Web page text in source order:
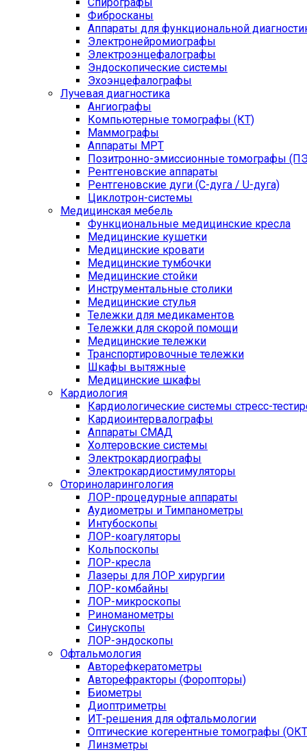
Фибросканы
Аппараты для функциональной
Электронейромиографы
Электроэнцефалографы
Эндоскопические системы
Эхоэнцефалографы
Лучевая диагностика
Ангиографы
Компьютерные томографы (КТ)
Маммографы
Аппараты МРТ
Позитронно-эмиссионные томографы
Рентгеновские аппараты
Рентгеновские дуги (С-дуга / U-дуга)
Циклотрон-системы
Медицинская мебель
Функциональные медицинские кресла
Медицинские кушетки
Медицинские кровати
Медицинские тумбочки
Медицинские стойки
Инструментальные столики
Медицинские стулья
Тележки для медикаментов
Тележки для скорой помощи
Медицинские тележки
Транспортировочные тележки
Шкафы вытяжные
Медицинские шкафы
Кардиология
Кардиологические системы стресс-
Кардиоинтервалографы
Аппараты СМАД
Холтеровские системы
Электрокардиографы
Электрокардиостимуляторы
Оториноларингология
ЛОР-процедурные аппараты
Аудиометры и Тимпанометры
Интубоскопы
ЛОР-коагуляторы
Кольпоскопы
ЛОР-кресла
Лазеры для ЛОР хирургии
ЛОР-комбайны
ЛОР-микроскопы
Риноманометры
Синускопы
ЛОР-эндоскопы
Офтальмология
Авторефкератометры
Авторефракторы (Форопторы)
Биометры
Диоптриметры
ИТ-решения для офтальмологии
Оптические когерентные томографы
Линзметры